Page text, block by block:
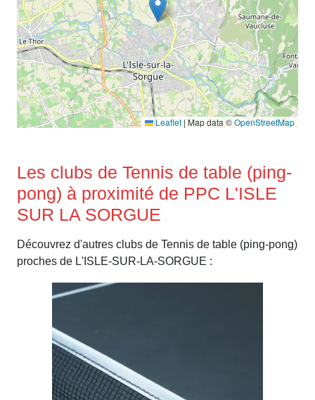
Leaflet | Map data ©OpenStreetMap
Les clubs de Tennis de table (ping-
pong) à proximité de PPC L'ISLE
SUR LA SORGUE
Découvrez d'autres clubs de Tennis de table (ping-pong)
proches de L'ISLE-SUR-LA-SORGUE :